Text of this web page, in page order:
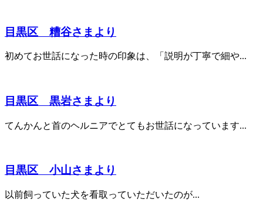
目黒区 糟谷さまより
初めてお世話になった時の印象は、「説明が丁寧で細や...
目黒区 黒岩さまより
てんかんと首のヘルニアでとてもお世話になっています...
目黒区 小山さまより
以前飼っていた犬を看取っていただいたのが...